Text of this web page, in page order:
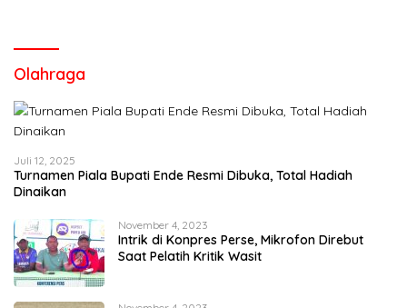
Olahraga
Juli 12, 2025
Turnamen Piala Bupati Ende Resmi Dibuka, Total Hadiah
Dinaikan
November 4, 2023
Intrik di Konpres Perse, Mikrofon Direbut
Saat Pelatih Kritik Wasit